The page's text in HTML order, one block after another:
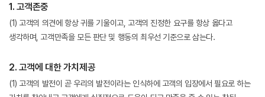
1. 고객존중
(1) 고객의 의견에 항상 귀를 기울이고, 고객의 진정한 요구를 항상 옳다고
생각하며, 고객만족을 모든 판단 및 행동의 최우선 기준으로 삼는다.
2. 고객에 대한 가치제공
(1) 고객의 발전이 곧 우리의 발전이라는 인식하에 고객의 입장에서 필요로 하는